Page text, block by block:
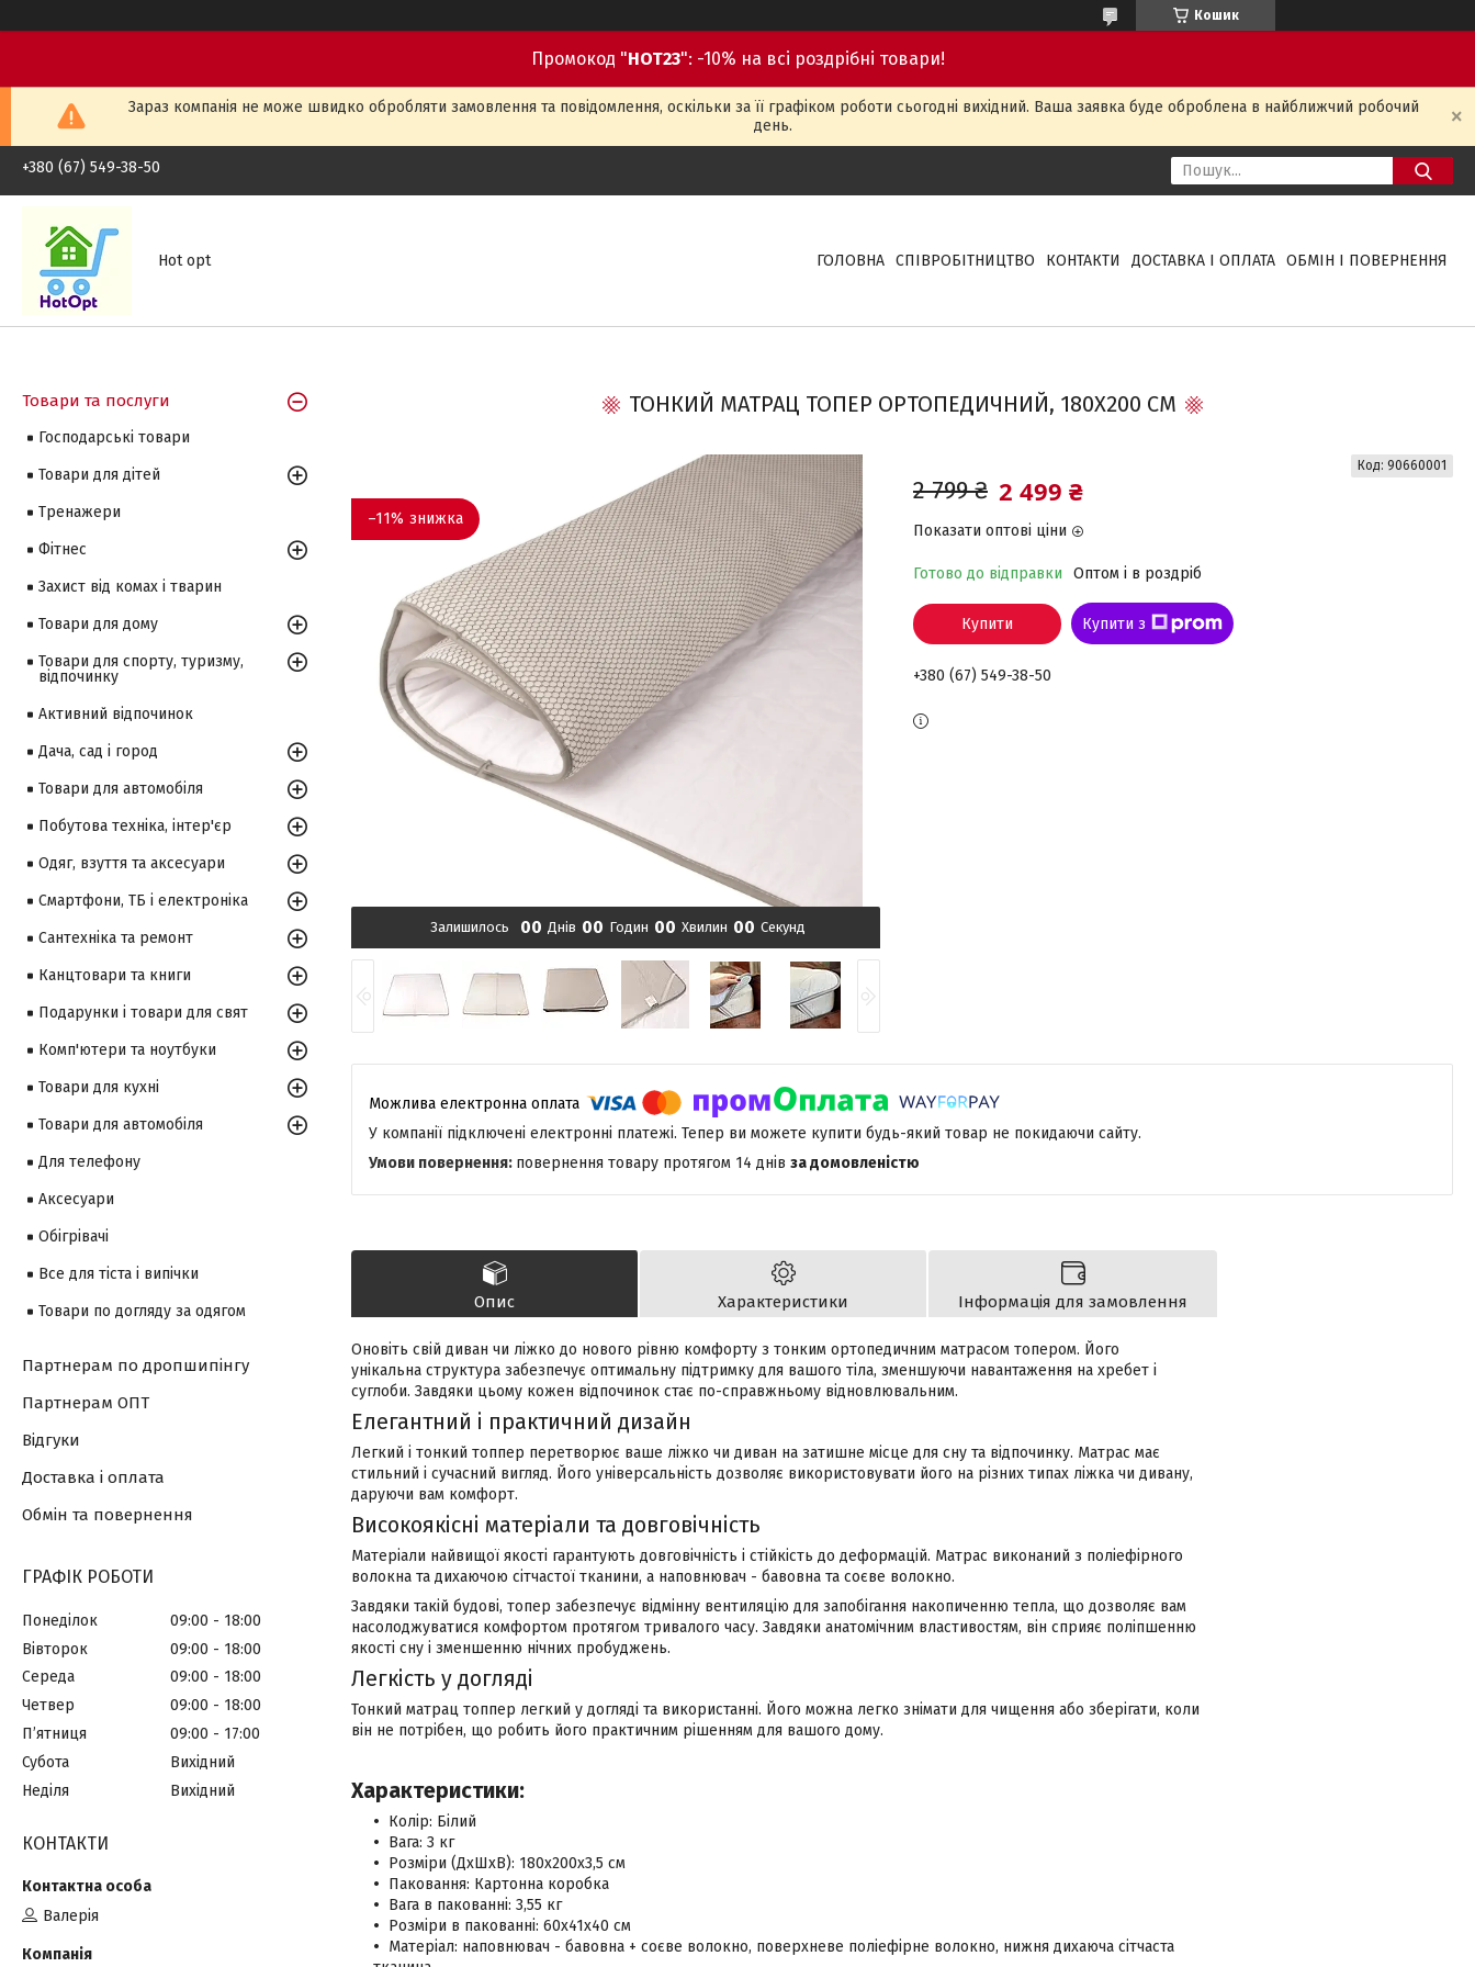
Кошик
Промокод "HOT23": -10% на всі роздрібні товари!
Зараз компанія не може швидко обробляти замовлення та повідомлення, оскільки за її графіком роботи сьогодні вихідний. Ваша заявка буде оброблена в найближчий робочий
день.
+380 (67) 549-38-50
Hot opt ГОЛОВНА СПІВРОБІТНИЦТВО КОНТАКТИ ДОСТАВКА І ОПЛАТА ОБМІН І ПОВЕРНЕННЯ
ТОНКИЙ МАТРАЦ ТОПЕР ОРТОПЕДИЧНИЙ, 180X200 СМ
–11%
Залишилось 00 Днів 00 Годин 00 Хвилин 00 Секунд
2 799 ₴ 2 499 ₴
Показати оптові ціни
Готово до відправки Оптом і в роздріб
Код: 90660001
Купити Купити з
+380 (67) 549-38-50
У компанії підключені електронні платежі. Тепер ви можете купити будь-який товар не покидаючи сайту.
повернення товару протягом 14 днів за домовленістю
Опис Характеристики Інформація для замовлення
Оновіть свій диван чи ліжко до нового рівню комфорту з тонким ортопедичним матрасом топером. Його
унікальна структура забезпечує оптимальну підтримку для вашого тіла, зменшуючи навантаження на хребет і
суглоби. Завдяки цьому кожен відпочинок стає по-справжньому відновлювальним.
Елегантний і практичний дизайн
Легкий і тонкий топпер перетворює ваше ліжко чи диван на затишне місце для сну та відпочинку. Матрас має
стильний і сучасний вигляд. Його універсальність дозволяє використовувати його на різних типах ліжка чи дивану,
даруючи вам комфорт.
Високоякісні матеріали та довговічність
Матеріали найвищої якості гарантують довговічність і стійкість до деформацій. Матрас виконаний з поліефірного
волокна та дихаючою сітчастої тканини, а наповнювач - бавовна та соєве волокно.
Завдяки такій будові, топер забезпечує відмінну вентиляцію для запобігання накопиченню тепла, що дозволяє вам
насолоджуватися комфортом протягом тривалого часу. Завдяки анатомічним властивостям, він сприяє поліпшенню
якості сну і зменшенню нічних пробуджень.
Легкість у догляді
Тонкий матрац топпер легкий у догляді та використанні. Його можна легко знімати для чищення або зберігати, коли
він не потрібен, що робить його практичним рішенням для вашого дому.
Характеристики:
Колір: Білий
Вага: 3 кг
Розміри (ДхШхВ): 180x200x3,5 см
Паковання: Картонна коробка
Вага в пакованні: 3,55 кг
Розміри в пакованні: 60x41x40 см
Матеріал: наповнювач - бавовна + соєве волокно, поверхневе поліефірне волокно, нижня дихаюча сітчаста
Товари та послуги
Господарські товари
Товари для дітей
Тренажери
Фітнес
Захист від комах і тварин
Товари для дому
Товари для спорту, туризму,
відпочинку
Активний відпочинок
Дача, сад і город
Товари для автомобіля
Побутова техніка, інтер'єр
Одяг, взуття та аксесуари
Смартфони, ТБ і електроніка
Сантехніка та ремонт
Канцтовари та книги
Подарунки і товари для свят
Комп'ютери та ноутбуки
Товари для кухні
Товари для автомобіля
Для телефону
Аксесуари
Обігрівачі
Все для тіста і випічки
Товари по догляду за одягом
Партнерам по дропшипінгу
Партнерам ОПТ
Відгуки
Доставка і оплата
Обмін та повернення
ГРАФІК РОБОТИ
Понеділок 09:00
18:00
Вівторок
09:00
18:00
Середа
09:00
18:00
Четвер
09:00
18:00
Пʼятниця
09:00
17:00
Субота
Вихідний
Неділя
Вихідний
КОНТАКТИ
Валерія